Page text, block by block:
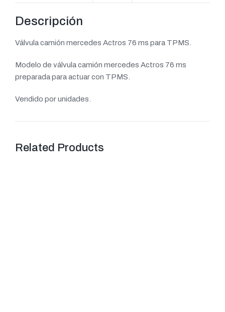
Descripción
Válvula camión mercedes Actros 76 ms para TPMS.
Modelo de válvula camión mercedes Actros 76 ms
preparada para actuar con TPMS.
Vendido por unidades.
Related Products